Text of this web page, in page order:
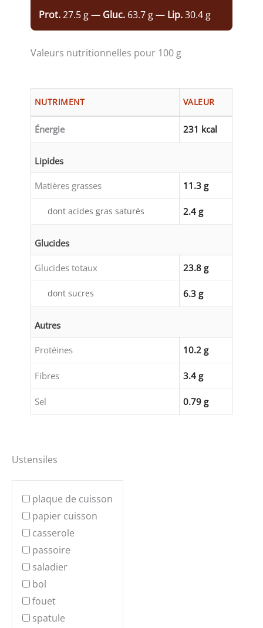
Prot.27.5 g — Gluc. 63.7 g — Lip.30.4 g
Valeurs nutritionnelles pour 100 g
NUTRIMENT VALEUR
Énergie 231 kcal
Lipides
Matières grasses 11.3 g
dont acides gras saturés 2.4 g
Glucides
Glucides totaux 23.8 g
dont sucres 6.3 g
Autres
Protéines 10.2 g
Fibres 3.4 g
Sel 0.79 g
Ustensiles
plaque de cuisson
papier cuisson
casserole
passoire
saladier
bol
fouet
spatule